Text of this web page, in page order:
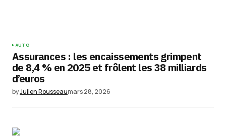
Your E-mail *
Enregistrer mon nom, mon e-mail et mon
site dans le navigateur pour mon prochain
AUTO
Assurances : les encaissements grimpent
de 8,4 % en 2025 et frôlent les 38 milliards
d’euros
byJulien Rousseaumars 28, 2026